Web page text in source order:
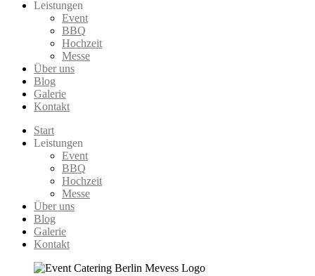
Leistungen
Event
BBQ
Hochzeit
Messe
Über uns
Blog
Galerie
Kontakt
Start
Leistungen
Event
BBQ
Hochzeit
Messe
Über uns
Blog
Galerie
Kontakt